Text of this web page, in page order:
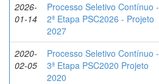
2026-
01-14
Processo Seletivo Contínuo -
2ª Etapa PSC2026 - Projeto
2027
2020-
02-05
Processo Seletivo Contínuo -
3ª Etapa PSC2020 Projeto
2020